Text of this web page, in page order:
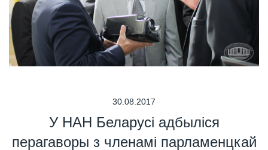
30.08.2017
У НАН Беларусі адбыліся
перагаворы з членамі парламенцкай